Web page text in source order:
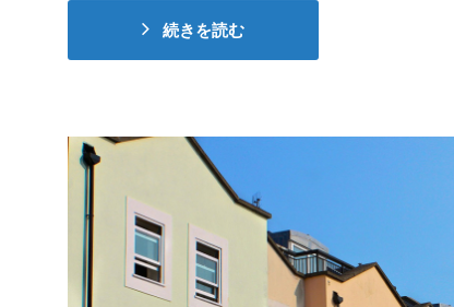
続きを読む